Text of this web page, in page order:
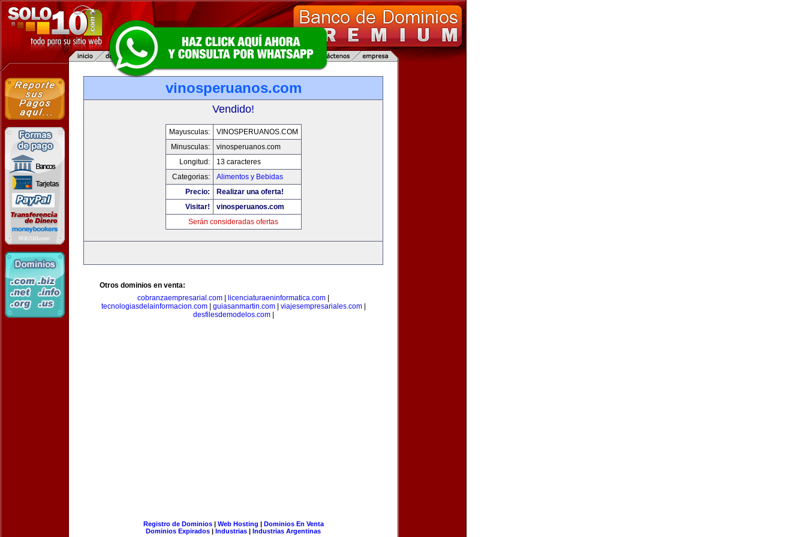
vinosperuanos.com
Vendido!
Mayusculas:
VINOSPERUANOS.COM
Minusculas:
vinosperuanos.com
Longitud:
13 caracteres
Categorias:
Alimentos y Bebidas
Precio:
Realizar una oferta!
Visitar!
vinosperuanos.com
Serán consideradas ofertas
Otros dominios en venta:
cobranzaempresarial.com
licenciaturaeninformatica.com
tecnologiasdelainformacion.com| guiasanmartin.com| viajesempresariales.com|
desfilesdemodelos.com|
Registro de Dominios| Web Hosting | Dominios En Venta
Dominios Expirados | Industrias | Industrias Argentinas